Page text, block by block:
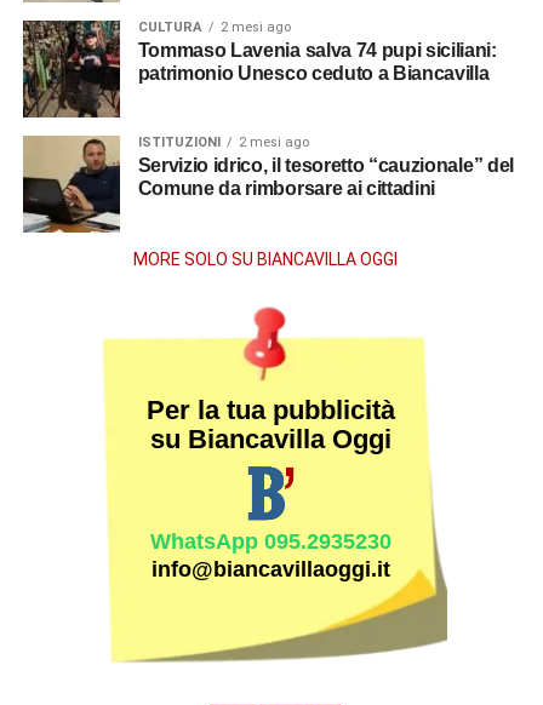
CULTURA 2 mesi ago
Tommaso Lavenia salva 74 pupi siciliani:
patrimonio Unesco ceduto a Biancavilla
ISTITUZIONI 2 mesi ago
Servizio idrico, il tesoretto “cauzionale” del
Comune da rimborsare ai cittadini
MORE SOLO SU BIANCAVILLA OGGI
Per la tua pubblicità
su Biancavilla Oggi
WhatsApp 095.2935230
info@biancavillaoggi.it